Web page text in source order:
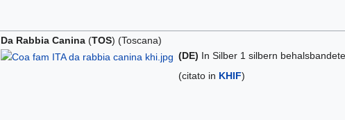
Da Rabbia Canina(TOS) (Toscana)
(DE) In Silber 1 silbern
(citato in KHIF)